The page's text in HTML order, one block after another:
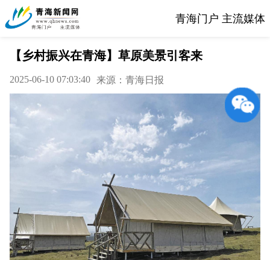
青海门户 主流媒体
【乡村振兴在青海】草原美景引客来
2025-06-10 07:03:40 来源：青海日报